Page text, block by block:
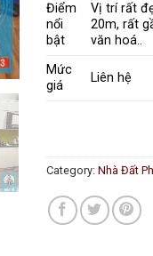
Điểm
nổi
bật
Vị trí rất
20m, rất
văn hoá..
Mức
giá
Liên hệ
Category: Nhà Đất